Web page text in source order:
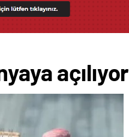
açılıyor